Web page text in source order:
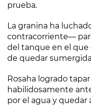
prueba.
La granina ha
contracorriente—
del tanque en el que
de quedar
Rosaha logrado
habilidosamente
por el agua y quedar